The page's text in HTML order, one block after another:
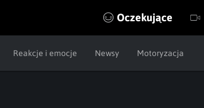
Oczekujące
Reakcje i emocje Newsy Motoryzacja